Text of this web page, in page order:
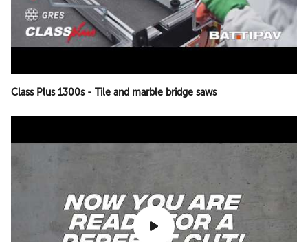
Class Plus 1300s - Tile and marble bridge saws